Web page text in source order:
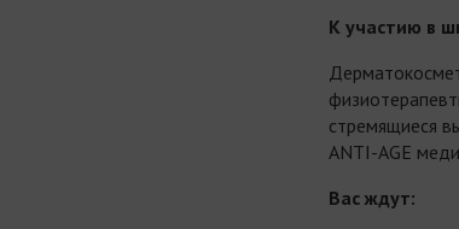
К участию в
стремящиеся
ANTI-AGE
Вас ждут: